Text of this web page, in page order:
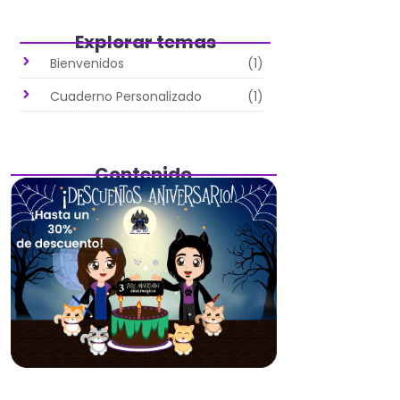
Explorar temas
Bienvenidos
(1)
Cuaderno Personalizado
(1)
Contenido